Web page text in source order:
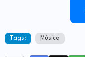
Tags: Música